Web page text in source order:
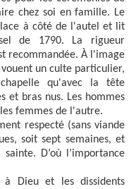
chez soi en famille. Le
à côté de l'autel et lit
de 1790. La rigueur
recommandée. À l'image
un culte particulier,
qu'avec la tête
et bras nus. Les hommes
femmes de l'autre.
respecté (sans viande
soit sept semaines, et
D’où l’importance
à Dieu et les dissidents